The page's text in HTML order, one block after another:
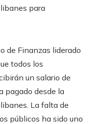
para
de Finanzas liderado
todos los
un salario de
pagado desde la
La falta de
públicos ha sido uno